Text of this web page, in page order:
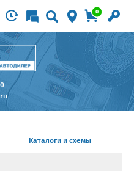
0
Каталоги и схемы